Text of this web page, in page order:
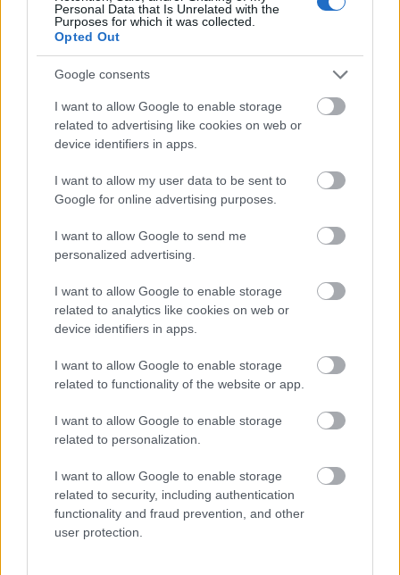
Personal Data that Is Unrelated with the
Purposes for which it was collected.
Opted Out
Google consents
I want to allow Google to enable storage
related to advertising like cookies on web or
device identifiers in apps.
I want to allow my user data to be sent to
Google for online advertising purposes.
I want to allow Google to send me
personalized advertising.
I want to allow Google to enable storage
related to analytics like cookies on web or
device identifiers in apps.
I want to allow Google to enable storage
related to functionality of the website or app.
I want to allow Google to enable storage
related to personalization.
I want to allow Google to enable storage
related to security, including authentication
functionality and fraud prevention, and other
user protection.
mozdulás, a mozgás. Az igazság a mozdulatban
rejlik, és ez nem a táncból, hanem a táncos vagy a
koreográfus személyéből ered.”
„Először megfogalmazom, mit szeretnénk
megvizsgálni, kutatni. Ez általában egy év, amikor
már teljesen beivódik az emberbe. A stúdióban
mindent elengedek. Nem próbálom azt újraalkotni,
ami a fejemben van, csak hagyom, hogy történjenek
a dolgok. Nagyon későn hozom meg a döntéseket.
Aztán öntöm formába. Akkor tudom, mit akarok,
amikor már megtaláltam. Olyan ez, mint egy
felfedezés, feltárás; olykor nagyon hosszú időbe telik
megtalálni, amit az ember keres.”
Akram Khan bangladesi szülők gyermekeként